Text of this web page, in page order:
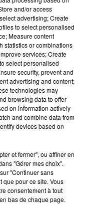
ce jeudi,
Un
du TBus sont
biologique, 6
samedi à
qui
and/or access
advertising; Create
to select personalised
Measure content
statistics or combinations
services; Create
select personalised
security, prevent and
advertising and content;
technologies may
browsing data to offer
on information actively
and combine data from
devices based on
et fermer", ou affiner en
"Gérer mes choix".
"Continuer sans
que pour ce site. Vous
consentement à tout
bas de chaque page.